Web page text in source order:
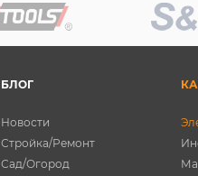
БЛОГ
Новости
Стройка/Ремонт
Сад/Огород